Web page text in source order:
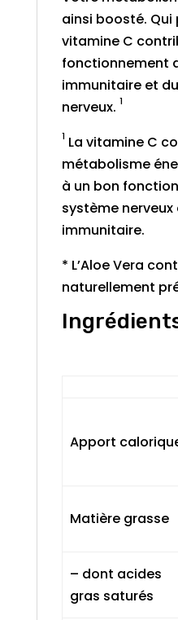
ainsi boosté. Qui
vitamine C
fonctionnement
immunitaire et
nerveux. 1
1 La vitamine C
métabolisme
à un bon
système
immunitaire.
* L’Aloe Vera
naturellement
Apport
Matière grasse
– dont acides
gras saturés